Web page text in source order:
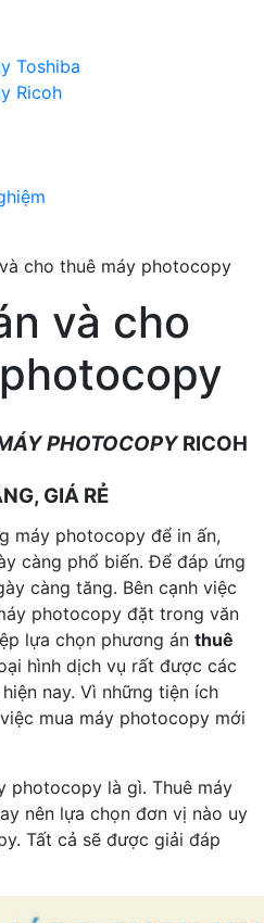
Toshiba
Ricoh
cho thuê máy photocopy
và cho
PHOTOCOPYRICOH
GIÁ RẺ
máy photocopy để in ấn,
càng phổ biến. Để đáp ứng
càng tăng. Bên cạnh việc
photocopy đặt trong văn
lựa chọn phương án thuê
hình dịch vụ rất được các
nay. Vì những tiện ích
mua máy photocopy mới
photocopy là gì. Thuê máy
nên lựa chọn đơn vị nào uy
Tất cả sẽ được giải đáp